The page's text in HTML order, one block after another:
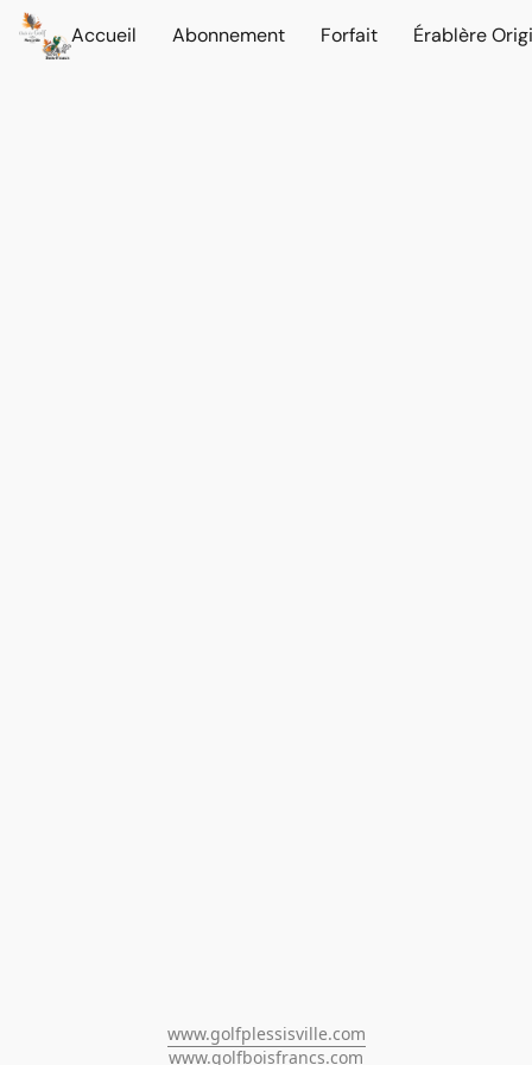
Accueil Abonnement Forfait Érablère
www.golfplessisville.com
www.golfboisfrancs.com